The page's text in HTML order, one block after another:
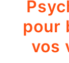
pour
vos